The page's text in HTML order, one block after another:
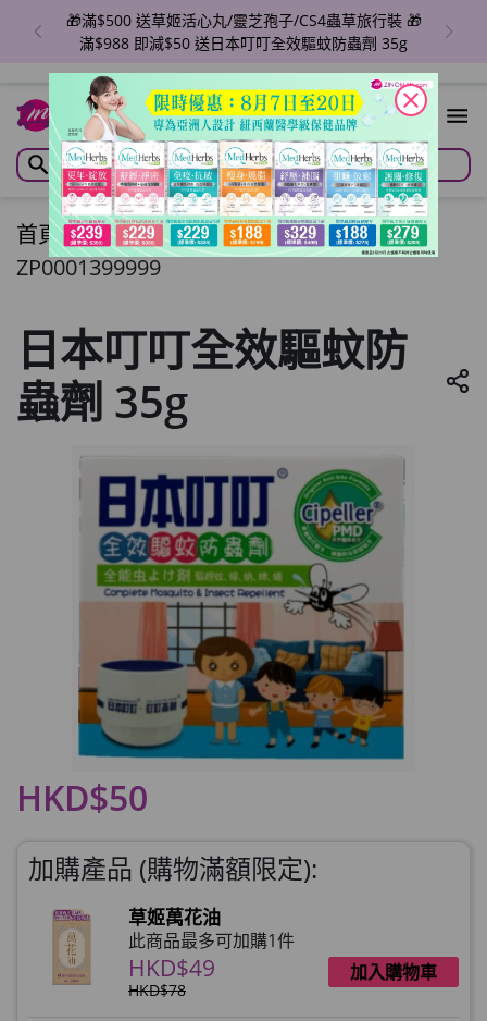
🎁滿$500 送草姬活心丸/靈芝孢子/CS4蟲草旅行裝 🎁
滿$988 即減$50 送日本叮叮全效驅蚊防蟲劑 35g
首頁/日本叮叮全效驅蚊防蟲劑 35g
ZP0001399999
日本叮叮全效驅蚊防
蟲劑 35g
HKD$50
加購產品 (購物滿額限定):
草姬萬花油
此商品最多可加購1件
HKD$49
HKD$78
加入購物車
close